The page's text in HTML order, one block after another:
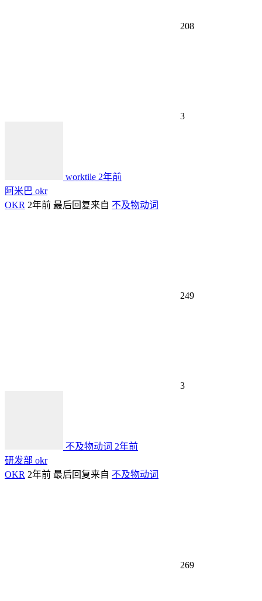
208
3
worktile 2年前
阿米巴 okr
OKR 2年前 最后回复来自 不及物动词
249
3
不及物动词 2年前
研发部 okr
OKR 2年前 最后回复来自 不及物动词
269